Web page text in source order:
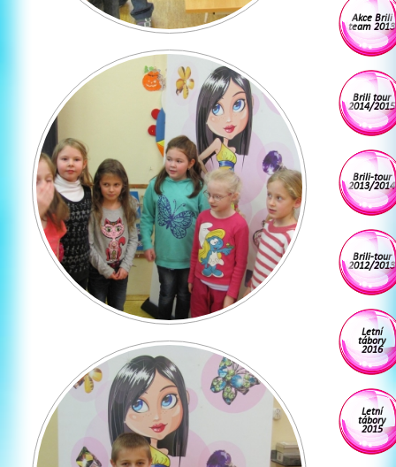
Akce Brili
team 2013
Brili tour
2014/2015
Brili-tour
2013/2014
Brili-tour
2012/2013
Letní
tábory
2016
Letní
tábory
2015